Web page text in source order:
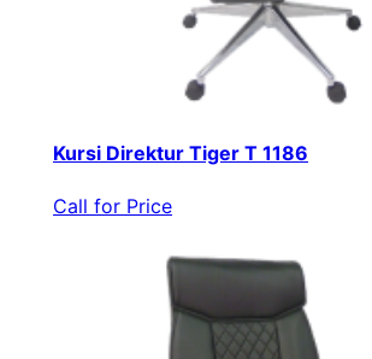
Kursi Direktur Tiger T 1186
Call for Price